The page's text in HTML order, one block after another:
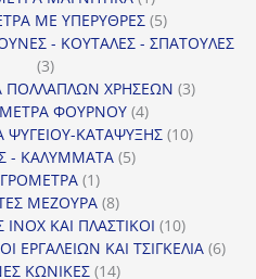
προϊόν
ΜΕ ΥΠΕΡΥΘΡΕΣ 55
προϊόντα
- ΚΟΥΤΑΛΕΣ - ΣΠΑΤΟΥΛΕΣ
33
προϊόνταΧΡΗΣΕΩΝ 33
ΦΟΥΡΝΟΥ 44
προϊόντα
ΚΑΤΑΨΥΞΗΣ 1010
- ΚΑΛΥΜΜΑΤΑ 55
11
προϊόν
ΜΕΖΟΥΡΑ 88
προϊόντα
ΚΑΙ ΠΛΑΣΤΙΚΟΙ 1010
προϊόντα
ΕΡΓΑΛΕΙΩΝ ΚΑΙ ΤΣΙΓΚΕΛΙΑ 66
ΚΩΝΙΚΕΣ 1414